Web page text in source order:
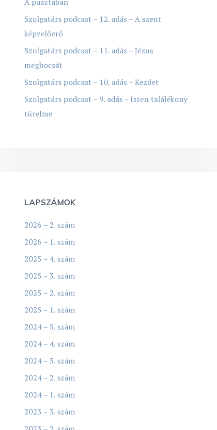
A pusztában
Szolgatárs podcast – 12. adás – A szent
képzelőerő
Szolgatárs podcast – 11. adás – Jézus
megbocsát
Szolgatárs podcast – 10. adás – Kezdet
Szolgatárs podcast – 9. adás – Isten találékony
türelme
LAPSZÁMOK
2026 – 2. szám
2026 – 1. szám
2025 – 4. szám
2025 – 3. szám
2025 – 2. szám
2025 – 1. szám
2024 – 5. szám
2024 – 4. szám
2024 – 3. szám
2024 – 2. szám
2024 – 1. szám
2023 – 3. szám